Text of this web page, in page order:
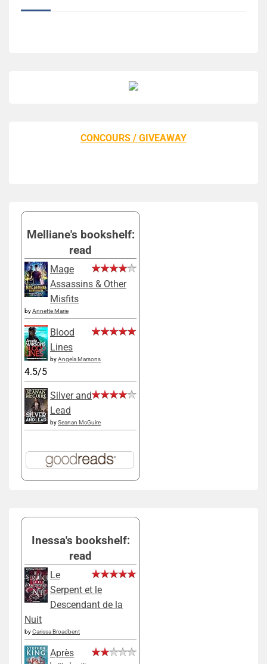
CONCOURS / GIVEAWAY
Melliane's bookshelf:
read
Mage
Assassins & Other
Misfits
byAnnette Marie
Blood
Lines
byAngela Marsons
4.5/5
Silver and
Lead
bySeanan McGuire
Inessa's bookshelf:
read
Le
Serpent et le
Descendant de la
Nuit
byCarissa Broadbent
Après